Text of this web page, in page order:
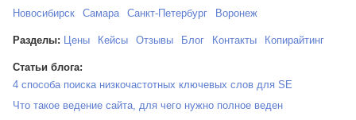
Новосибирск
Самара Санкт-Петербург Воронеж
Разделы: Цены Кейсы Отзывы Блог Контакты Копирайтинг
Статьи блога:
4 способа поиска низкочастотных ключевых слов для SE
Что такое ведение сайта, для чего нужно полное веден